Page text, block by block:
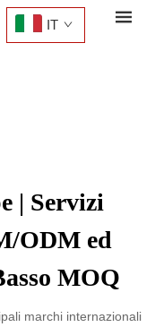
IT
| Servizi
ODM ed
MOQ
marchi internazionali